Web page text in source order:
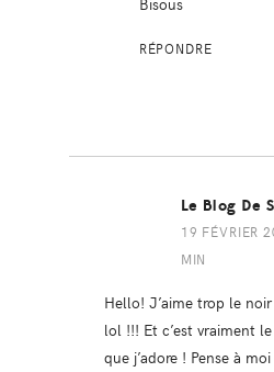
RÉPONDRE
Le Blog De
19 FÉVRIER
MIN
Hello! J’aime trop le
lol !!! Et c’est vraiment
que j’adore ! Pense à